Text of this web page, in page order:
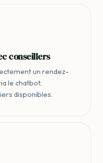
conseillers
un rendez-
le chatbot.
disponibles.